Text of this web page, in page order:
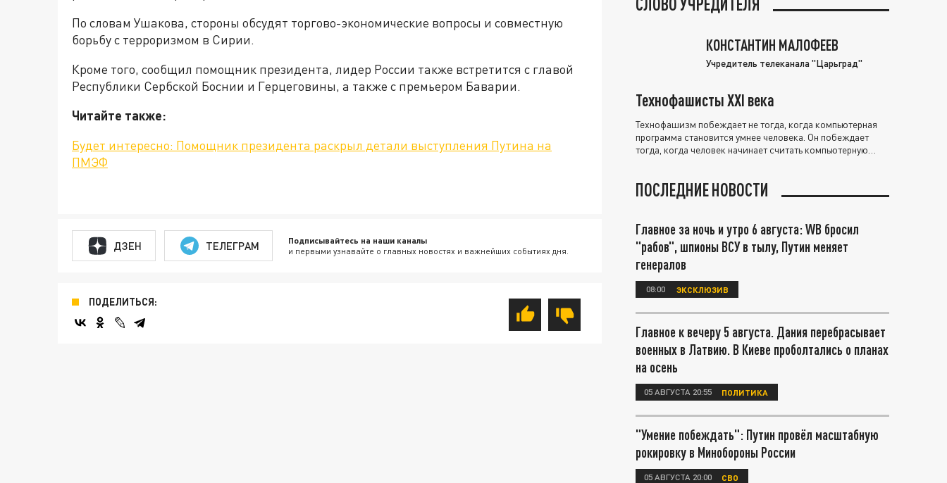
По словам Ушакова, стороны обсудят торгово-экономические вопросы и совместную
борьбу с терроризмом в Сирии.
Кроме того, сообщил помощник президента, лидер России также встретится с главой
Республики Сербской Боснии и Герцеговины, а также с премьером Баварии.
Читайте также:
Будет интересно: Помощник президента раскрыл детали выступления Путина на
ПМЭФ
ДЗЕН ТЕЛЕГРАМ Подписывайтесь на наши каналы
и первыми узнавайте о главных новостях и важнейших событиях дня.
ПОДЕЛИТЬСЯ:
КОНСТАНТИН МАЛОФЕЕВ
Учредитель телеканала "Царьград"
Технофашисты XXI века
Технофашизм побеждает не тогда, когда компьютерная
программа становится умнее человека. Он побеждает
тогда, когда человек начинает считать компьютерную
ПОСЛЕДНИЕ НОВОСТИ
Главное за ночь и утро 6 августа: WB бросил
"рабов", шпионы ВСУ в тылу, Путин меняет
генералов
08:00 ЭКСКЛЮЗИВ
Главное к вечеру 5 августа. Дания перебрасывает
военных в Латвию. В Киеве проболтались о планах
на осень
05 АВГУСТА 20:55 ПОЛИТИКА
"Умение побеждать": Путин провёл масштабную
рокировку в Минобороны России
05 АВГУСТА 20:00 СВО